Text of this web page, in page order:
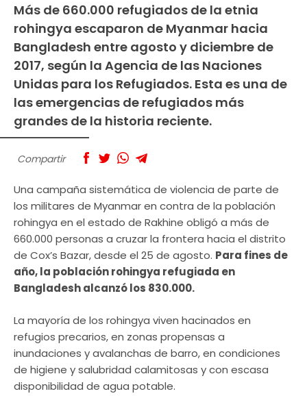
Más de 660.000 refugiados de la etnia
rohingya escaparon de Myanmar hacia
Bangladesh entre agosto y diciembre de
2017, según la Agencia de las Naciones
Unidas para los Refugiados. Esta es una de
las emergencias de refugiados más
grandes de la historia reciente.
Compartir
Una campaña sistemática de violencia de parte de
los militares de Myanmar en contra de la población
rohingya en el estado de Rakhine obligó a más de
660.000 personas a cruzar la frontera hacia el distrito
de Cox’s Bazar, desde el 25 de agosto. Para fines de
año, la población rohingya refugiada en
Bangladesh alcanzó los 830.000.
La mayoría de los rohingya viven hacinados en
refugios precarios, en zonas propensas a
inundaciones y avalanchas de barro, en condiciones
de higiene y salubridad calamitosas y con escasa
disponibilidad de agua potable.